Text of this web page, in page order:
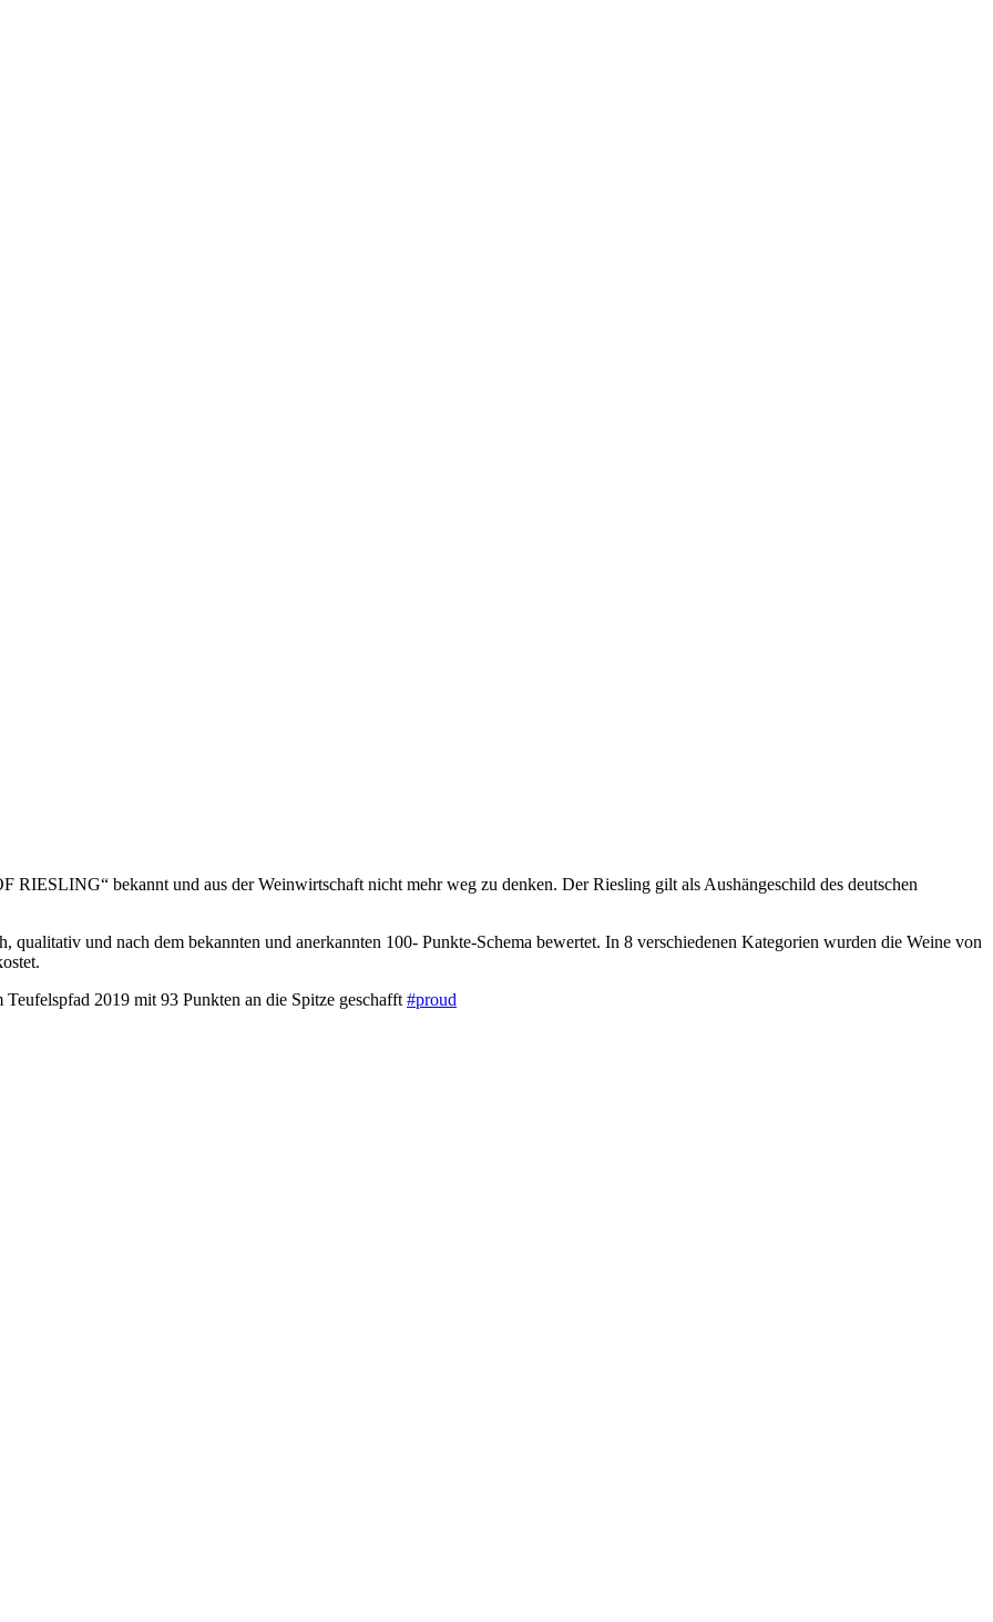
RIESLING“ bekannt und aus der Weinwirtschaft nicht mehr weg zu denken. Der Riesling gilt als Aushängeschild des deutschen
qualitativ und nach dem bekannten und anerkannten 100- Punkte-Schema bewertet. In 8 verschiedenen Kategorien wurden die Weine von
2019 mit 93 Punkten an die Spitze geschafft#proud